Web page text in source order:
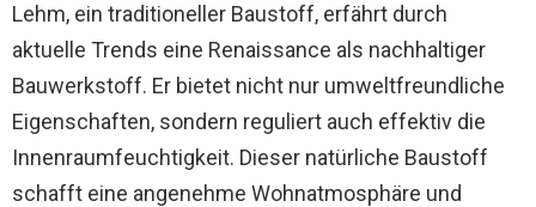
Lehm, ein traditioneller Baustoff, erfährt durch
aktuelle Trends eine Renaissance als nachhaltiger
Bauwerkstoff. Er bietet nicht nur umweltfreundliche
Eigenschaften, sondern reguliert auch effektiv die
Innenraumfeuchtigkeit. Dieser natürliche Baustoff
schafft eine angenehme Wohnatmosphäre und